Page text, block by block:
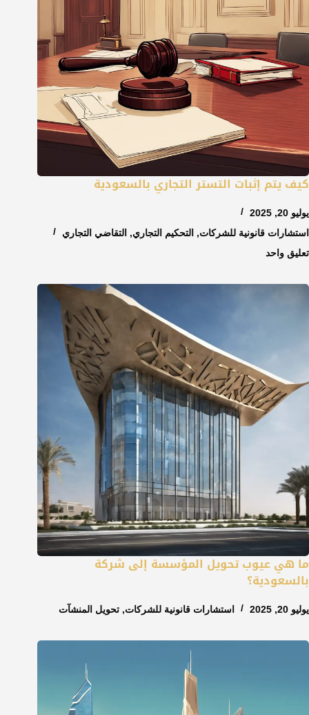
كيف يتم إثبات التستر التجاري بالسعودية
يوليو 20, 2025
استشارات قانونية للشركات, التحكيم التجاري, التقاضي التجاري
تعليق واحد
ما هي عيوب تحويل المؤسسة إلى شركة
بالسعودية؟
يوليو 20, 2025 استشارات قانونية للشركات, تحويل المنشآت